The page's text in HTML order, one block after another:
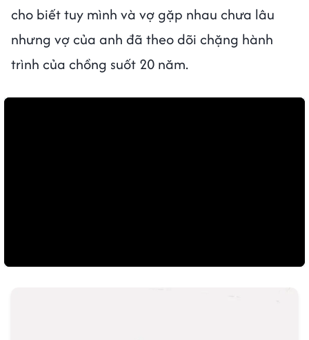
cho biết tuy mình và vợ gặp nhau chưa lâu
nhưng vợ của anh đã theo dõi chặng hành
trình của chồng suốt 20 năm.